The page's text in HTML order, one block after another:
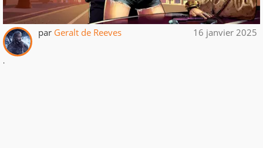
par Geralt de Reeves 16 janvier 2025
.